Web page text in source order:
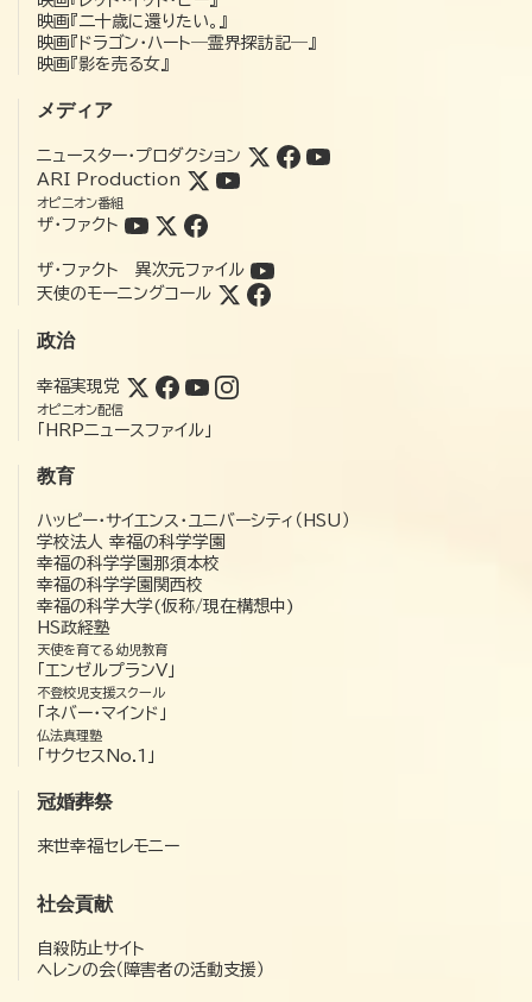
映画『二十歳に還りたい。』
映画『ドラゴン・ハート―霊界探訪記―』
映画『影を売る女』
メディア
ニュースター・プロダクション
ARI Production
オピニオン番組
ザ・ファクト
ザ・ファクト 異次元ファイル
天使のモーニングコール
政治
幸福実現党
オピニオン配信
「HRPニュースファイル」
教育
ハッピー・サイエンス・ユニバーシティ（HSU）
学校法人 幸福の科学学園
幸福の科学学園那須本校
幸福の科学学園関西校
幸福の科学大学(仮称/現在構想中)
HS政経塾
天使を育てる幼児教育
「エンゼルプランV」
不登校児支援スクール
「ネバー・マインド」
仏法真理塾
「サクセスNo.1」
冠婚葬祭
来世幸福セレモニー
社会貢献
自殺防止サイト
ヘレンの会（障害者の活動支援）